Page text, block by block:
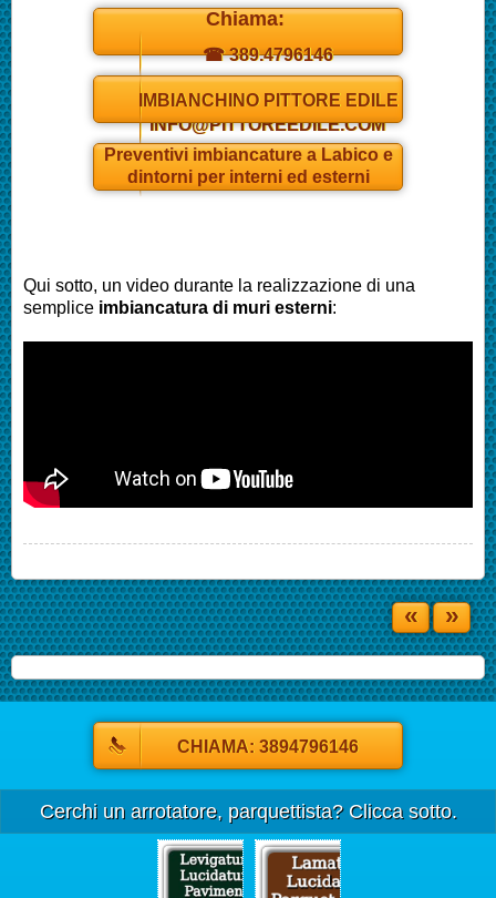
Chiama:
☎ 389.4796146
Daniel
INFO@PITTOREEDILE.COM
IMBIANCHINO PITTORE EDILE
Preventiviimbiancature aLabicoe
dintorni per interni ed esterni
Qui sotto, un video durante la realizzazione di una
semplice imbiancatura di muri esterni:
« »
CHIAMA: 3894796146
Cerchi un arrotatore, parquettista? Clicca sotto.